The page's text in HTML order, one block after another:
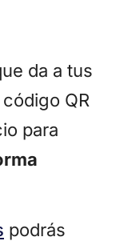
da a tus
QR
para
podrás